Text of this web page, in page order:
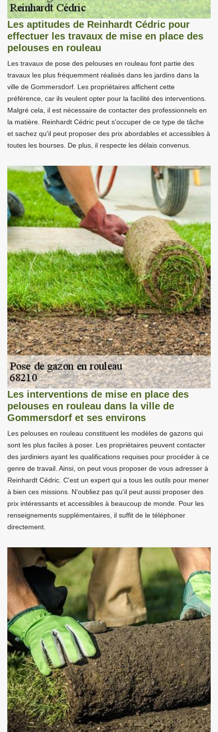
Les aptitudes de Reinhardt Cédric pour
effectuer les travaux de mise en place des
pelouses en rouleau
Les travaux de pose des pelouses en rouleau font partie des
travaux les plus fréquemment réalisés dans les jardins dans la
ville de Gommersdorf. Les propriétaires affichent cette
préférence, car ils veulent opter pour la facilité des interventions.
Malgré cela, il est nécessaire de contacter des professionnels en
la matière. Reinhardt Cédric peut s'occuper de ce type de tâche
et sachez qu'il peut proposer des prix abordables et accessibles à
toutes les bourses. De plus, il respecte les délais convenus.
Les interventions de mise en place des
pelouses en rouleau dans la ville de
Gommersdorf et ses environs
Les pelouses en rouleau constituent les modèles de gazons qui
sont les plus faciles à poser. Les propriétaires peuvent contacter
des jardiniers ayant les qualifications requises pour procéder à ce
genre de travail. Ainsi, on peut vous proposer de vous adresser à
Reinhardt Cédric. C'est un expert qui a tous les outils pour mener
à bien ces missions. N'oubliez pas qu'il peut aussi proposer des
prix intéressants et accessibles à beaucoup de monde. Pour les
renseignements supplémentaires, il suffit de le téléphoner
directement.